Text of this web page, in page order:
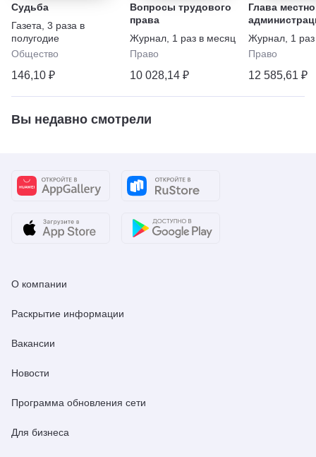
Судьба
Газета 3 раза в
полугодие
Общество
146,10 ₽
Вопросы трудового
права
Журнал 1 раз в месяц
Право
10 028,14 ₽
Глава
Журнал 1
Право
12 585,61 ₽
Вы недавно смотрели
О компании
Раскрытие информации
Вакансии
Новости
Программа обновления сети
Для бизнеса